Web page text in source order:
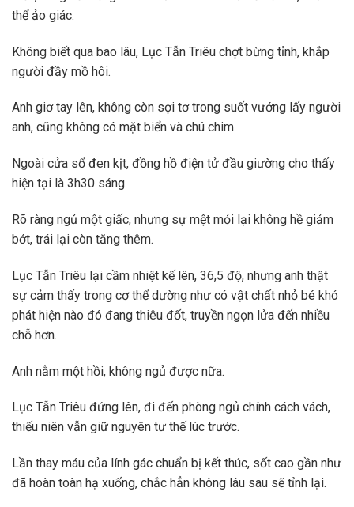
thể ảo giác.
Không biết qua bao lâu, Lục Tẫn Triêu chợt bừng tỉnh, khắp
người đầy mồ hôi.
Anh giơ tay lên, không còn sợi tơ trong suốt vướng lấy người
anh, cũng không có mặt biển và chú chim.
Ngoài cửa sổ đen kịt, đồng hồ điện tử đầu giường cho thấy
hiện tại là 3h30 sáng.
Rõ ràng ngủ một giấc, nhưng sự mệt mỏi lại không hề giảm
bớt, trái lại còn tăng thêm.
Lục Tẫn Triêu lại cầm nhiệt kế lên, 36,5 độ, nhưng anh thật
sự cảm thấy trong cơ thể dường như có vật chất nhỏ bé khó
phát hiện nào đó đang thiêu đốt, truyền ngọn lửa đến nhiều
chỗ hơn.
Anh nằm một hồi, không ngủ được nữa.
Lục Tẫn Triêu đứng lên, đi đến phòng ngủ chính cách vách,
thiếu niên vẫn giữ nguyên tư thế lúc trước.
Lần thay máu của lính gác chuẩn bị kết thúc, sốt cao gần như
đã hoàn toàn hạ xuống, chắc hẳn không lâu sau sẽ tỉnh lại.